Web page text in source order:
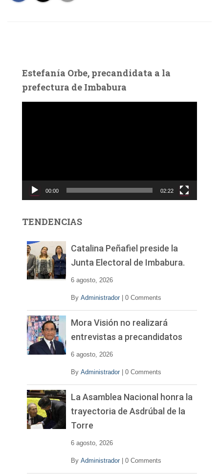
Estefanía Orbe, precandidata a la
prefectura de Imbabura
c
d
00:00 02:22
TENDENCIAS
Catalina Peñafiel preside la
Junta Electoral de Imbabura.
6 agosto, 2026
By Administrador 0 Comments
Mora Visión no realizará
entrevistas a precandidatos
6 agosto, 2026
By Administrador 0 Comments
La Asamblea Nacional honra la
trayectoria de Asdrúbal de la
Torre
6 agosto, 2026
By Administrador 0 Comments